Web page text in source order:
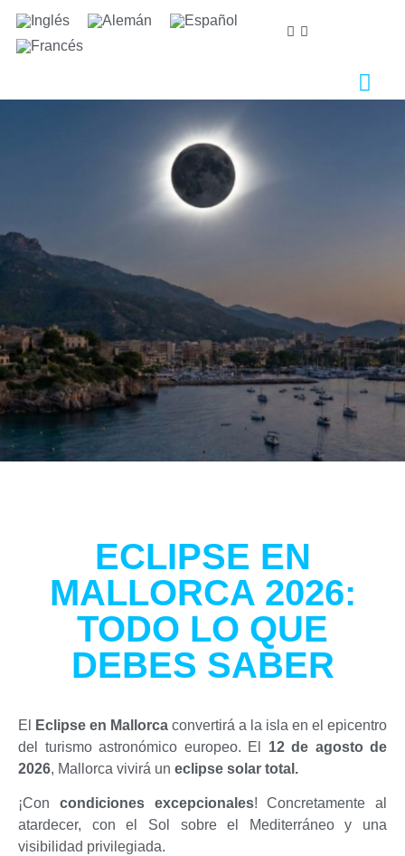
ECLIPSE EN
MALLORCA 2026:
TODO LO QUE
DEBES SABER
El Eclipse en Mallorca convertirá a la isla en el epicentro
del turismo astronómico europeo. El 12 de agosto de
2026, Mallorca vivirá un eclipse solar total.
¡Con condiciones excepcionales! Concretamente al
atardecer, con el Sol sobre el Mediterráneo y una
visibilidad privilegiada.
Nos importa tu privacidad
proveer el debido funcionamiento del sitio web, así
como cookies relativas al mejoramiento y
personalización de tu experiencia en el sitio web, para
la realización de análisis estadísticos así como para
proporcionarte anuncios en base a tus intereses.
Puede aceptar o rechazar las cookies haciendo clic en
el botón "Aceptar todas" o "Rechazar"
respectivamente o, por el contrario, configurarlas
según tus preferencias haciendo clic en el botón
"Configurar". Para obtener más información, puedes
visitar nuestraPolítica de Cookies.
Configurar Rechazar Aceptar todas